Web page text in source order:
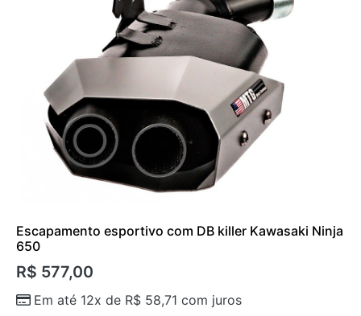
Escapamento esportivo com DB killer Kawasaki Ninja
650
R$ 577,00
Em até 12x de R$ 58,71 com juros